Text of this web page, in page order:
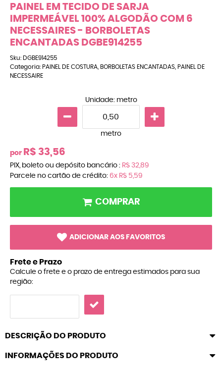
PAINEL EM TECIDO DE SARJA
IMPERMEÁVEL 100% ALGODÃO COM 6
NECESSAIRES - BORBOLETAS
ENCANTADAS DGBE914255
Sku: DGBE914255
Categoria: PAINEL DE COSTURA BORBOLETAS ENCANTADAS PAINEL DE
NECESSAIRE
Unidade: metro
metro
por R$ 33,56
PIX, boleto ou depósito bancário : R$ 32,89
Parcele no cartão de crédito: 6x R$ 5,59
COMPRAR
ADICIONAR AOS FAVORITOS
Frete e Prazo
Calcule o frete e o prazo de entrega estimados para sua
região:
DESCRIÇÃO DO PRODUTO
INFORMAÇÕES DO PRODUTO